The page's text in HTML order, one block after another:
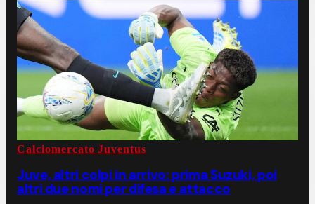
Calciomercato Juventus
Juve, altri colpi in arrivo: prima Suzuki, poi
altri due nomi per difesa e attacco